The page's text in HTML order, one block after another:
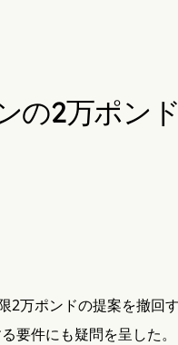
の2万ポン
万ポンドの提案を撤回す
要件にも疑問を呈した。